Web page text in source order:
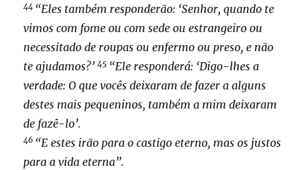
44 “Eles também responderão: ‘Senhor, quando te
vimos com fome ou com sede ou estrangeiro ou
necessitado de roupas ou enfermo ou preso, e não
te ajudamos?’45 “Ele responderá: ‘Digo-lhes a
verdade: O que vocês deixaram de fazer a alguns
destes mais pequeninos, também a mim deixaram
de fazê-lo’.
46 “E estes irão para o castigo eterno, mas os justos
para a vida eterna”.